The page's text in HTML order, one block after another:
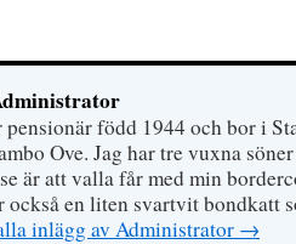
pensionär född 1944 och bor i
Ove. Jag har tre vuxna
är att valla får med min
också en liten svartvit bondkatt
inlägg av Administrator →